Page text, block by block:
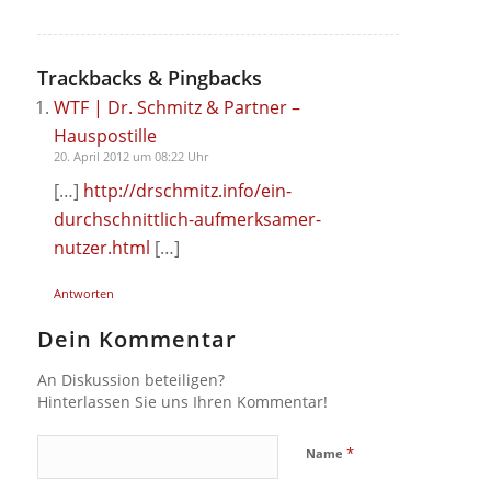
Trackbacks & Pingbacks
WTF | Dr. Schmitz & Partner –
Hauspostille
20. April 2012 um 08:22 Uhr
[…] http://drschmitz.info/ein-
durchschnittlich-aufmerksamer-
nutzer.html […]
Antworten
Dein Kommentar
An Diskussion beteiligen?
Hinterlassen Sie uns Ihren Kommentar!
Name *